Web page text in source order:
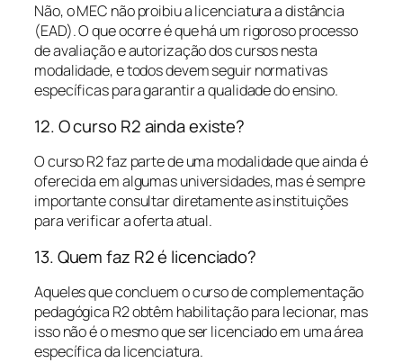
Não, o MEC não proibiu a licenciatura a distância
(EAD). O que ocorre é que há um rigoroso processo
de avaliação e autorização dos cursos nesta
modalidade, e todos devem seguir normativas
específicas para garantir a qualidade do ensino.
12. O curso R2 ainda existe?
O curso R2 faz parte de uma modalidade que ainda é
oferecida em algumas universidades, mas é sempre
importante consultar diretamente as instituições
para verificar a oferta atual.
13. Quem faz R2 é licenciado?
Aqueles que concluem o curso de complementação
pedagógica R2 obtêm habilitação para lecionar, mas
isso não é o mesmo que ser licenciado em uma área
específica da licenciatura.